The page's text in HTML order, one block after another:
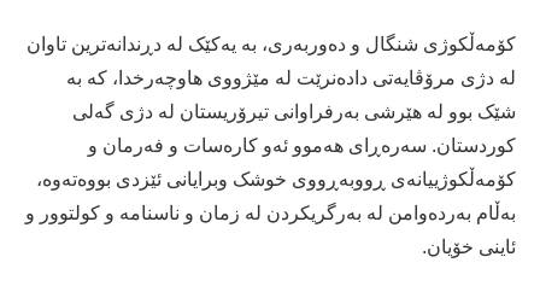
کۆمەڵکوژی شنگال و دەوربەری، بە یەکێک لە دڕندانەترین تاوان
لە دژی مرۆڤایەتی دادەنرێت لە مێژووی هاوچەرخدا، کە بە
شێک بوو لە هێرشی بەرفراوانی تیرۆریستان لە دژی گەلی
کوردستان. سەرەڕای هەموو ئەو کارەسات و فەرمان و
کۆمەڵکوژییانەی ڕووبەڕووی خوشک وبرایانی ئێزدی بووەتەوە،
بەڵام بەردەوامن لە بەرگریکردن لە زمان و ناسنامە و کولتوور و
ئاینی خۆیان.